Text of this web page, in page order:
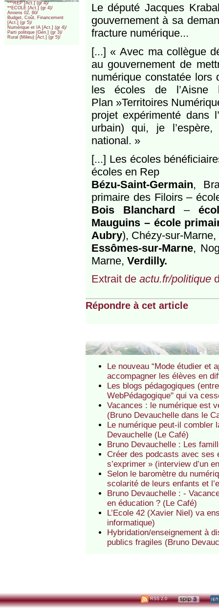
***REP [Act.] (gr 4)/
**ECOLE [Act.] (gr 4)/
Amiens 02, 60/
Budget, Coût, Financement
[Act.] (gr 5)/
Numérique et IA [Act.] (gr 4)/
Parti politique [Gén.] (gr 3)/
Rural (Milieu) [Act.] (gr 5)/
Le député Jacques
gouvernement à sa
fracture numérique...
[...] « Avec ma collègue
au gouvernement de
numérique constatée lors
les écoles de l’Aisne
Plan »Territoires
projet expérimenté dans
urbain) qui, je
national. »
[...] Les écoles
écoles en Rep
Bézu-Saint-Germain,
primaire des Filoirs –
Bois Blanchard –
Mauguins – école
Aubry), Chézy-sur-
Essômes-sur-Marne,
Marne, Verdilly.
Extrait de actu.fr/politique
Répondre à cet article
Le nouveau “Mode étudier et
accompagner les élèves en
Les blogs pédagogiques
WebPédagogique" qui va
Vacances : le numérique est
(Bruno Devauchelle dans le
Le numérique peut-il combler
Devauchelle (Le Café)
Bruno Devauchelle : Les
Créer des podcasts avec ses
s’exprimer » (interview d’un
Selon le baromètre du
scolarité de leurs enfants et
Bruno Devauchelle : -
en éducation ? (Le Café)
L’Ecole 42 (Xavier Niel) va
informatique)
Hybridation/enseignement à
publics fragiles (Bruno
RSS 2.0